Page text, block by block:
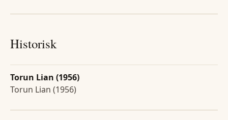
Historisk
Torun Lian (1956)
Torun Lian (1956)